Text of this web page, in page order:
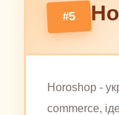
#5
Horoshop -
commerce,